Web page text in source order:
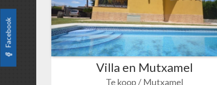
Villa en Mutxamel
Te koop / Mutxamel
Facebook